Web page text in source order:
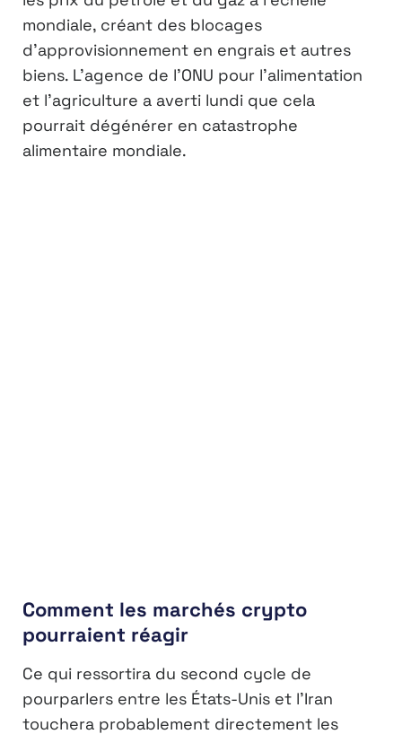
mondiale, créant des blocages
d’approvisionnement en engrais et autres
biens. L’agence de l’ONU pour l’alimentation
et l’agriculture a averti lundi que cela
pourrait dégénérer en catastrophe
alimentaire mondiale.
Comment les marchés crypto
pourraient réagir
Ce qui ressortira du second cycle de
pourparlers entre les États-Unis et l’Iran
touchera probablement directement les